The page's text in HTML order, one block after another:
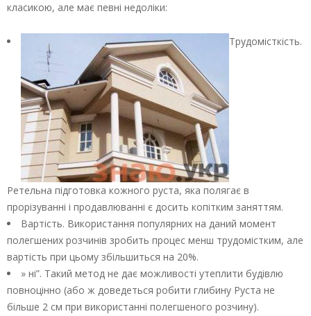
класикою, але має певні недоліки:
Трудомісткість.
Ретельна підготовка кожного руста, яка полягає в
прорізуванні і продавлюванні є досить копітким заняттям.
Вартість. Використання популярних на даний момент
полегшених розчинів зробить процес менш трудомістким, але
вартість при цьому збільшиться на 20%.
» ні”. Такий метод не дає можливості утеплити будівлю
повноцінно (або ж доведеться робити глибину Руста не
більше 2 см при використанні полегшеного розчину).